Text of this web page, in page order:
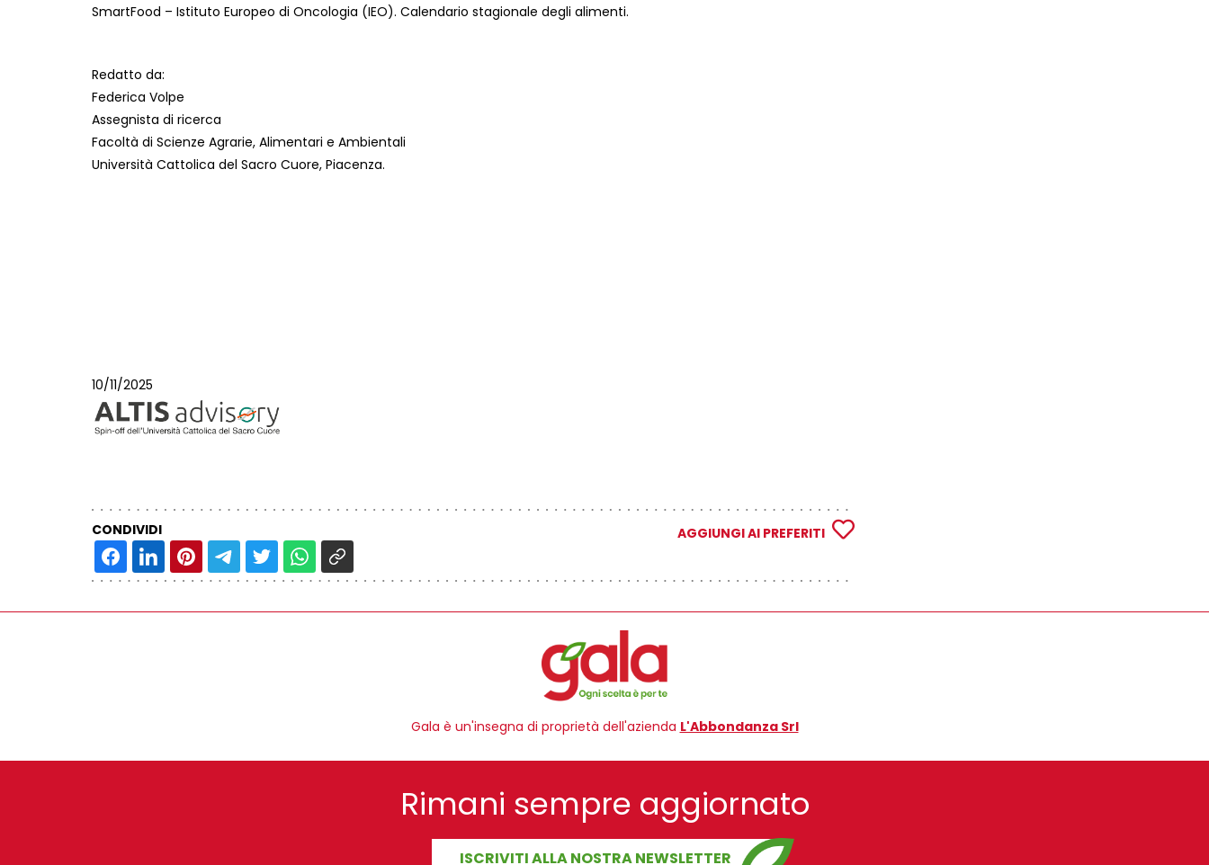
SmartFood – Istituto Europeo di Oncologia (IEO). Calendario stagionale degli alimenti.
Redatto da:
Federica Volpe
Assegnista di ricerca
Facoltà di Scienze Agrarie, Alimentari e Ambientali
Università Cattolica del Sacro Cuore, Piacenza.
10/11/2025
CONDIVIDI AGGIUNGI AI PREFERITI
Gala è un'insegna di proprietà dell'azienda L'Abbondanza Srl
Rimani sempre aggiornato
ISCRIVITI ALLA NOSTRA NEWSLETTER